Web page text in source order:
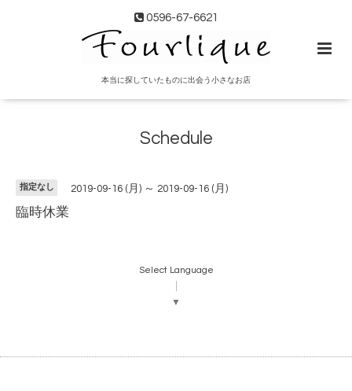
0596-67-6621
本当に探していたものに出会う小さなお店
Schedule
指定なし 2019-09-16 (月) ～ 2019-09-16 (月)
臨時休業
Select Language
▼